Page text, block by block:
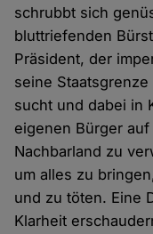
schrubbt sich
bluttriefenden
Präsident, der
seine
sucht und dabei in
eigenen Bürger
Nachbarland zu
um alles zu
und zu töten. Eine
Klarheit